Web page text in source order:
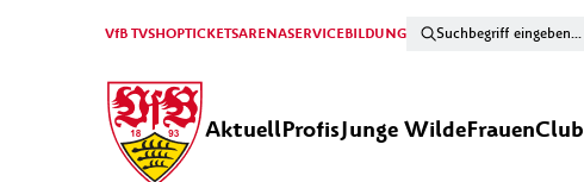
VfB TVSHOPTICKETSARENASERVICEBILDUNG
AktuellProfisJunge WildeFrauenClub